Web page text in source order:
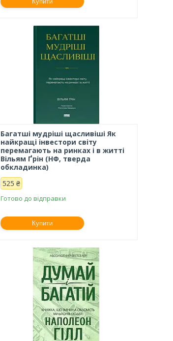
Багатші мудріші щасливіші Як
найкращі інвестори світу
перемагають на ринках і в житті
Вільям Ґрін (НФ, тверда
обкладинка)
525 ₴
Готово до відправки
Купити